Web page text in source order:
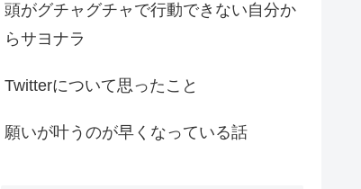
頭がグチャグチャで行動できない自分か
らサヨナラ
Twitterについて思ったこと
願いが叶うのが早くなっている話